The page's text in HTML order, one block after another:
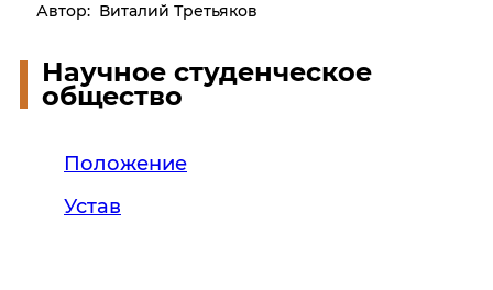
Автор: Виталий Третьяков
Научное студенческое
общество
Положение
Устав